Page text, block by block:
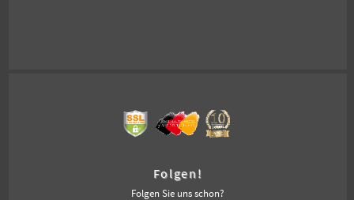
Folgen!
Folgen Sie uns schon?